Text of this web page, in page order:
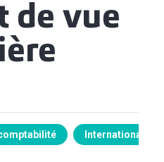
de vue
Internationale